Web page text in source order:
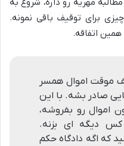
مهریه رو داره، شروع به
برای توقیف باقی نمونه.
همین اتفاقه.
موقت اموال همسر
صادر بشه. با این
اموال رو بفروشه،
دیگه ای بزنه.
که اگه دادگاه حکم